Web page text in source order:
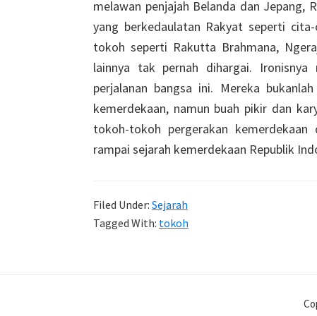
melawan penjajah Belanda dan Jepang,
yang berkedaulatan Rakyat seperti
tokoh seperti Rakutta Brahmana,
lainnya tak pernah dihargai.
perjalanan bangsa ini. Mereka
kemerdekaan, namun buah pikir dan
tokoh-tokoh pergerakan
rampai sejarah kemerdekaan Republik
Filed Under: Sejarah
Tagged With: tokoh